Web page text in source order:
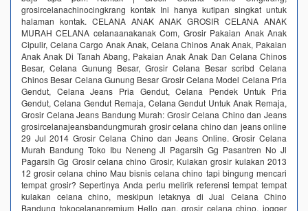
grosircelanachinocingkrang kontak Ini hanya kutipan singkat untuk
halaman kontak. CELANA ANAK ANAK GROSIR CELANA ANAK
MURAH CELANA celanaanakanak Com, Grosir Pakaian Anak Anak
Cipulir, Celana Cargo Anak Anak, Celana Chinos Anak Anak, Pakaian
Anak Anak Di Tanah Abang, Pakaian Anak Anak Dan Celana Chinos
Besar, Celana Gunung Besar, Grosir Celana Besar scribd Celana
Chinos Besar Celana Gunung Besar Grosir Celana Model Celana Pria
Gendut, Celana Jeans Pria Gendut, Celana Pendek Untuk Pria
Gendut, Celana Gendut Remaja, Celana Gendut Untuk Anak Remaja,
Grosir Celana Jeans Bandung Murah: Grosir Celana Chino dan Jeans
grosircelanajeansbandungmurah grosir celana chino dan jeans online
29 Jul 2014 Grosir Celana Chino dan Jeans Online. Grosir Celana
Murah Bandung Toko Ibu Neneng Jl Pagarsih Gg Pasantren No Jl
Pagarsih Gg Grosir celana chino Grosir, Kulakan grosir kulakan 2013
12 grosir celana chino Mau bisnis celana chino tapi bingung mencari
tempat grosir? Sepertinya Anda perlu melirik referensi tempat tempat
kulakan celana chino, meskipun letaknya di Jual Celana Chino
Bandung tokocelanapremium Hello gan, grosir celana chino, jogger